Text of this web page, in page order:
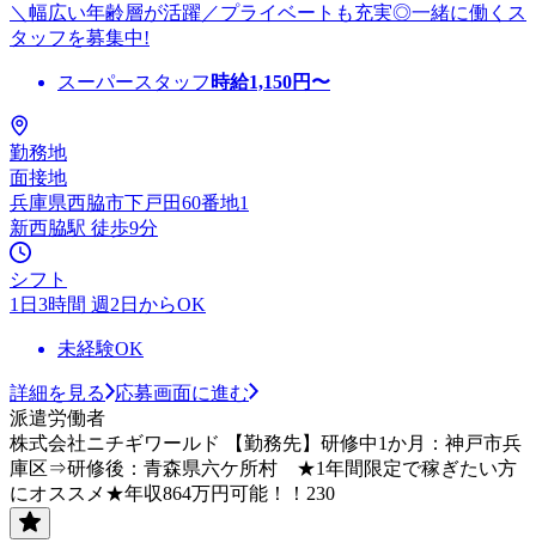
＼幅広い年齢層が活躍／プライベートも充実◎一緒に働くス
タッフを募集中!
スーパースタッフ 時給1,150円〜
勤務地
面接地
兵庫県西脇市下戸田60番地1
新西脇駅 徒歩9分
シフト
1日3時間 週2日からOK
未経験OK
詳細を見る
応募画面に進む
派遣労働者
株式会社ニチギワールド 【勤務先】研修中1か月：神戸市兵
庫区⇒研修後：青森県六ケ所村 ★1年間限定で稼ぎたい方
にオススメ★年収864万円可能！！230